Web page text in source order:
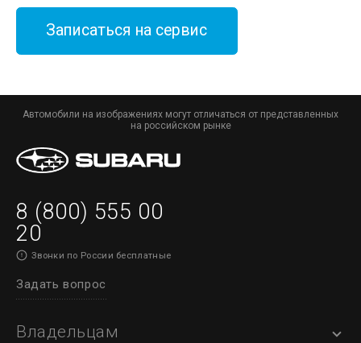
Записаться на сервис
Автомобили на изображениях могут отличаться от представленных
на российском рынке
8 (800) 555 00
20
Звонки по России бесплатные
Задать вопрос
Владельцам